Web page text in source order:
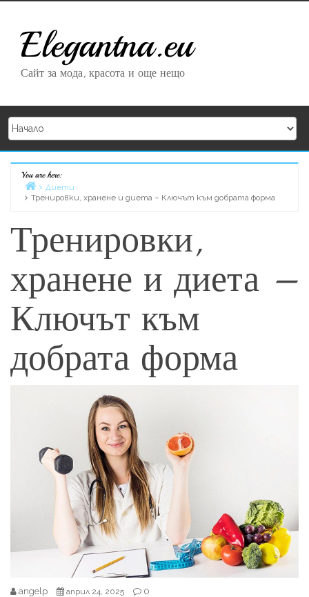
Elegantna.eu
Сайт за мода, красота и още нещо
You are here:
Home
Диети
Тренировки, хранене и диета – Ключът към добрата форма
Тренировки,
хранене и диета –
Ключът към
добрата форма
angelp април 24, 2025 0